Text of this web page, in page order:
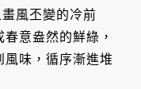
風丕變的冷前
意盎然的鮮綠，
風味，循序漸進堆